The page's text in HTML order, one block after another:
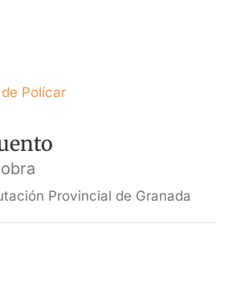
Polícar
Provincial de Granada